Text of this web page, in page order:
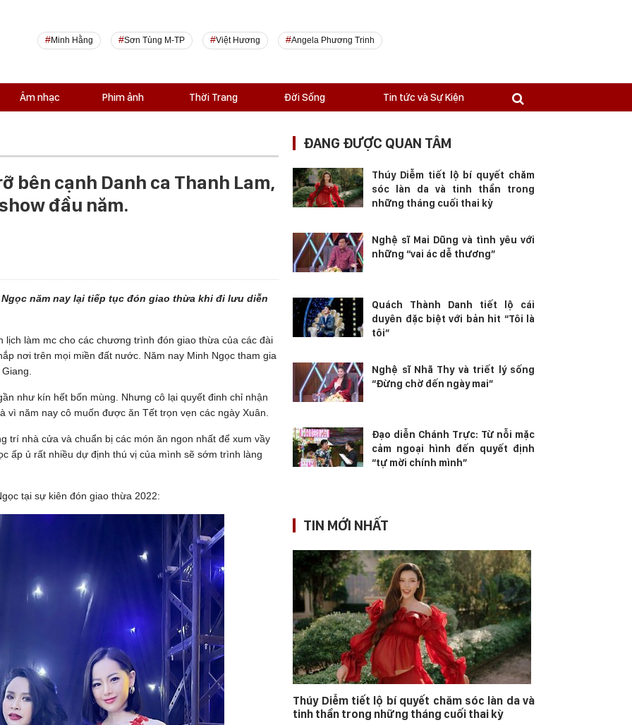
Minh Hằng Sơn Tùng M-TP Việt Hương Angela Phương Trinh
Âm nhạc Phim ảnh Thời Trang Đời Sống Tin tức và Sự Kiện
bên cạnh Danh ca Thanh Lam,
đầu năm.
năm nay lại tiếp tục đón giao thừa khi đi lưu diễn
làm mc cho các chương trình đón giao thừa của các đài
nơi trên mọi miền đất nước. Năm nay Minh Ngọc tham gia
như kín hết bốn mùng. Nhưng cô lại quyết đinh chỉ nhận
vì năm nay cô muốn được ăn Tết trọn vẹn các ngày Xuân.
trí nhà cửa và chuẩn bị các món ăn ngon nhất để xum vầy
ấp ủ rất nhiều dự định thú vị của mình sẽ sớm trình làng
tại sự kiên đón giao thừa 2022:
ĐANG ĐƯỢC QUAN TÂM
Thúy Diễm tiết lộ bí quyết chăm
sóc làn da và tinh thần trong
những tháng cuối thai kỳ
Nghệ sĩ Mai Dũng và tình yêu với
những “vai ác dễ thương”
Quách Thành Danh tiết lộ cái
duyên đặc biệt với bản hit “Tôi là
tôi”
Nghệ sĩ Nhã Thy và triết lý sống
“Đừng chờ đến ngày mai”
Đạo diễn Chánh Trực: Từ nỗi mặc
cảm ngoại hình đến quyết định
“tự mời chính mình”
TIN MỚI NHẤT
Thúy Diễm tiết lộ bí quyết chăm sóc làn da và
tinh thần trong những tháng cuối thai kỳ